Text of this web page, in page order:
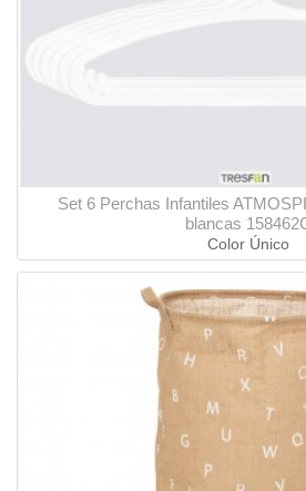
Set 6 Perchas Infantiles
blancas
Color Único